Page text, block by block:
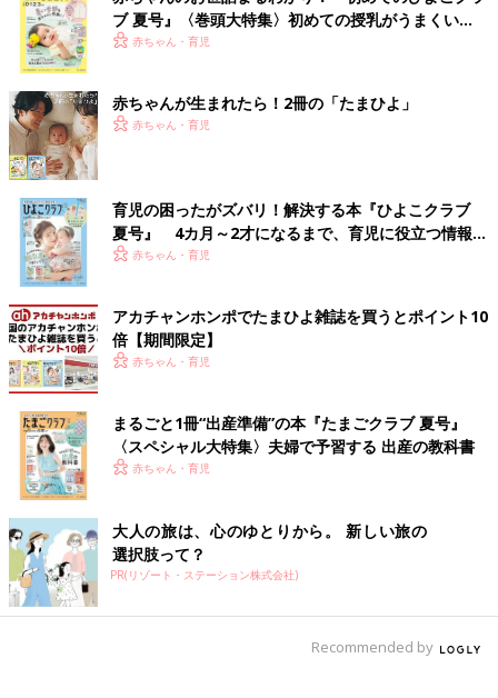
ブ 夏号』〈巻頭大特集〉初めての授乳がうまくい
く！ おっぱい・ミルクの基本と夏のトラブル 解決テ
赤ちゃん・育児
赤ちゃんが生まれたら！2冊の「たまひよ」
赤ちゃん・育児
育児の困ったがズバリ！解決する本『ひよこクラブ
夏号』 4カ月～2才になるまで、育児に役立つ情報が
いっぱい！
赤ちゃん・育児
アカチャンホンポでたまひよ雑誌を買うとポイント10
倍【期間限定】
赤ちゃん・育児
まるごと1冊“出産準備”の本『たまごクラブ 夏号』
〈スペシャル大特集〉夫婦で予習する 出産の教科書
赤ちゃん・育児
大人の旅は、心のゆとりから。 新しい旅の
選択肢って？
PR(リゾート・ステーション株式会社)
Recommended by